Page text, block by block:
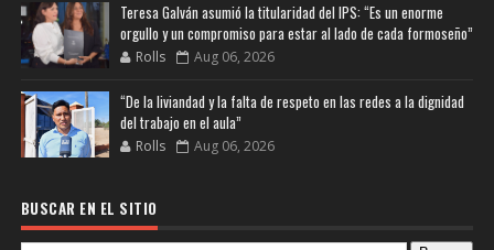
Teresa Galván asumió la titularidad del IPS: “Es un enorme
orgullo y un compromiso para estar al lado de cada formoseño”
Rolls Aug 06, 2026
“De la liviandad y la falta de respeto en las redes a la dignidad
del trabajo en el aula”
Rolls Aug 06, 2026
BUSCAR EN EL SITIO